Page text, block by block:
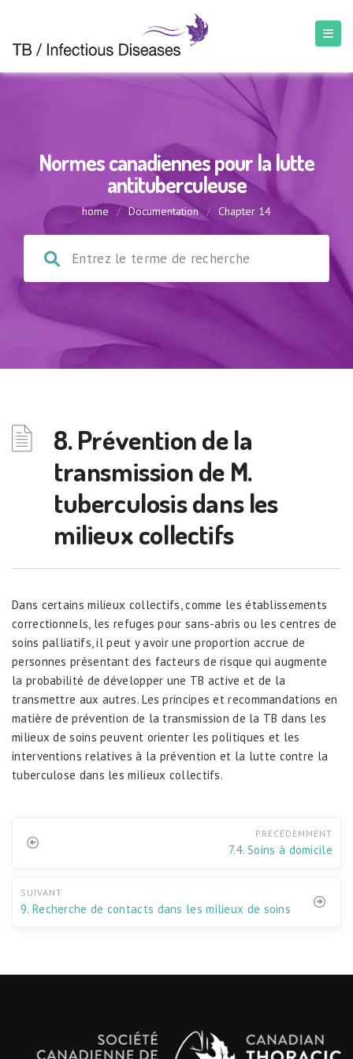
Normes canadiennes pour la lutte
antituberculeuse
home / Documentation / Chapter 14
8. Prévention de la
transmission de M.
tuberculosis dans les
milieux collectifs
Dans certains milieux collectifs, comme les établissements
correctionnels, les refuges pour sans-abris ou les centres de
soins palliatifs, il peut y avoir une proportion accrue de
personnes présentant des facteurs de risque qui augmente
la probabilité de développer une TB active et de la
transmettre aux autres. Les principes et recommandations en
matière de prévention de la transmission de la TB dans les
milieux de soins peuvent orienter les politiques et les
interventions relatives à la prévention et la lutte contre la
tuberculose dans les milieux collectifs.
PRÉCÉDEMMENT
7.4. Soins à domicile
SUIVANT
9. Recherche de contacts dans les milieux de soins